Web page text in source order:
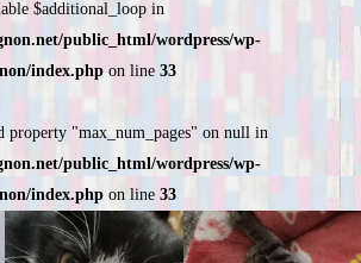
$additional_loop in
public_html/wordpress/wp-
index.php on line 33
property "max_num_pages" on null in
public_html/wordpress/wp-
index.php on line 33